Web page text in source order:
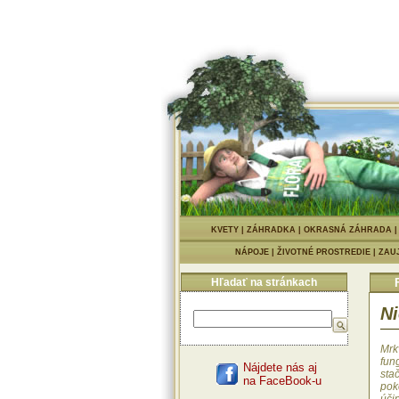
KVETY ZÁHRADKA OKRASNÁ ZÁHRADA
NÁPOJE ŽIVOTNÉ PROSTREDIE
Hľadať na stránkach
Nájdete nás aj
na FaceBook-u